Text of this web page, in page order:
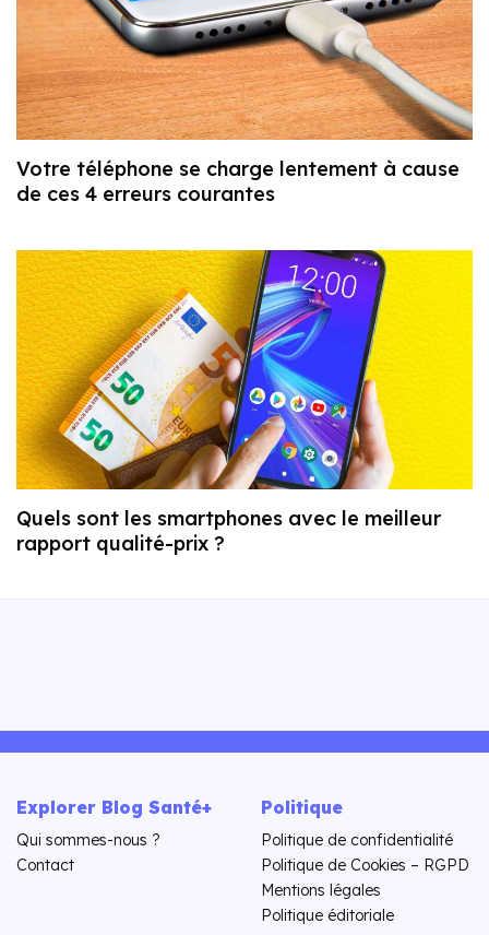
Votre téléphone se charge lentement à cause
de ces 4 erreurs courantes
Quels sont les smartphones avec le meilleur
rapport qualité-prix ?
Explorer Blog Santé+
Qui sommes-nous ?
Contact
Politique
Politique de confidentialité
Politique de Cookies – RGPD
Mentions légales
Politique éditoriale